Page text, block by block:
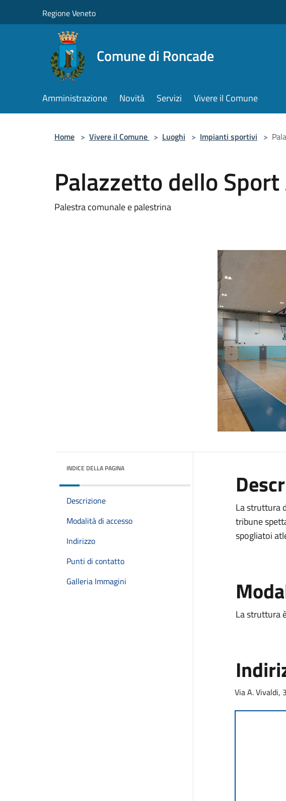
Regione Veneto
Comune di Roncade
Amministrazione Novità Servizi Vivere il Comune
Home > Vivere il Comune > Luoghi > Impianti sportivi >
Palazzetto dello
Palestra comunale e palestrina
INDICE DELLA PAGINA
Descrizione
Modalità di accesso
Indirizzo
Punti di contatto
Galleria Immagini
La struttura
tribune
spogliatoi
La struttura
Via A. Vivaldi,